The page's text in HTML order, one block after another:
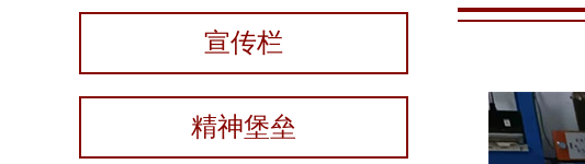
宣传栏
精神堡垒